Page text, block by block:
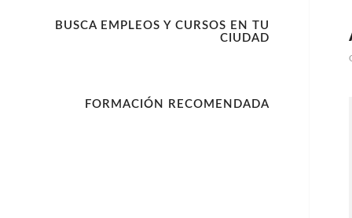
BUSCA EMPLEOS Y CURSOS EN TU
CIUDAD
FORMACIÓN RECOMENDADA